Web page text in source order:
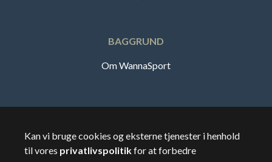
BAGGRUND
Om WannaSport
🇸🇪Sverige
Kan vi bruge cookies og eksterne tjenester i henhold
til vores privatlivspolitikfor at forbedre